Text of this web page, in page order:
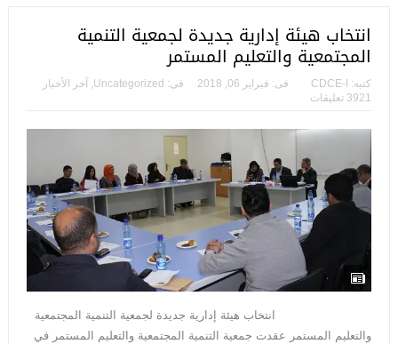
انتخاب هيئة إدارية جديدة لجمعية التنمية
المجتمعية والتعليم المستمر
كتبه: CDCE-I فى: فبراير 06, 2018 فى: Uncategorized
, آخر الأخبار
3921 تعليقات
انتخاب هيئة إدارية جديدة لجمعية التنمية المجتمعية
والتعليم المستمر عقدت جمعية التنمية المجتمعية والتعليم المستمر في